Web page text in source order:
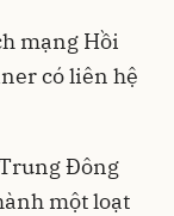
mạng Hồi
có liên hệ
Đông
một loạt